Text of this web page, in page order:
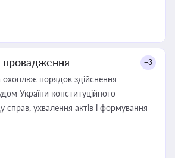
провадження +3
охоплює порядок здійснення
України конституційного
справ, ухвалення актів і формування